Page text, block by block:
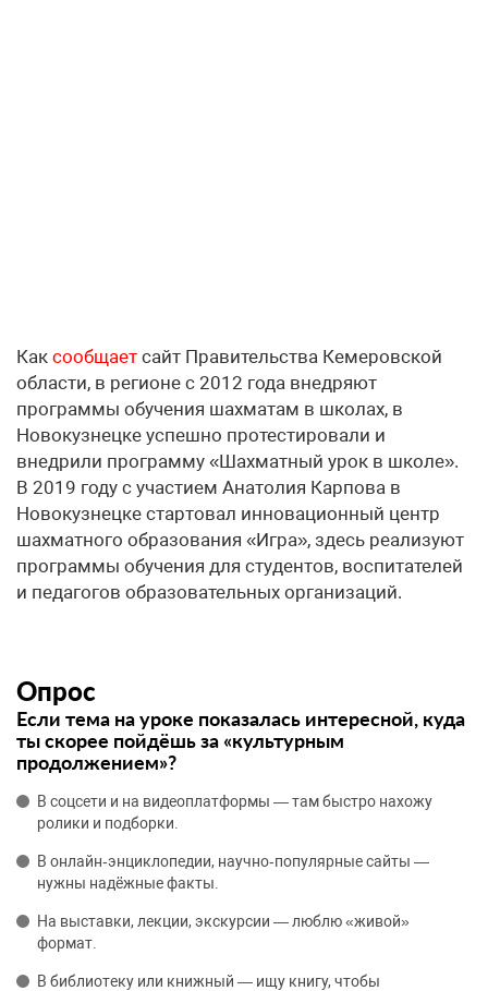
Как сообщает сайт Правительства Кемеровской
области, в регионе с 2012 года внедряют
программы обучения шахматам в школах, в
Новокузнецке успешно протестировали и
внедрили программу «Шахматный урок в школе».
В 2019 году с участием Анатолия Карпова в
Новокузнецке стартовал инновационный центр
шахматного образования «Игра», здесь реализуют
программы обучения для студентов, воспитателей
и педагогов образовательных организаций.
Опрос
Если тема на уроке показалась интересной, куда
ты скорее пойдёшь за «культурным
продолжением»?
В соцсети и на видеоплатформы — там быстро нахожу
ролики и подборки.
В онлайн‑энциклопедии, научно‑популярные сайты —
нужны надёжные факты.
На выставки, лекции, экскурсии — люблю «живой»
формат.
В библиотеку или книжный — ищу книгу, чтобы